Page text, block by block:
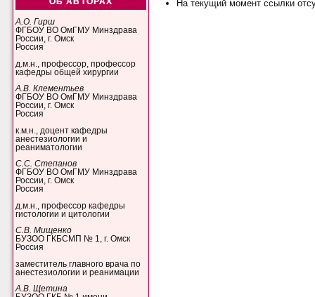
А.О. Гирш
ФГБОУ ВО ОмГМУ Минздрава
России, г. Омск
Россия
д.м.н., профессор, профессор
кафедры общей хирургии
А.В. Клементьев
ФГБОУ ВО ОмГМУ Минздрава
России, г. Омск
Россия
к.м.н., доцент кафедры
анестезиологии и
реаниматологии
С.С. Степанов
ФГБОУ ВО ОмГМУ Минздрава
России, г. Омск
Россия
д.м.н., профессор кафедры
гистологии и цитологии
С.В. Мищенко
БУЗОО ГКБСМП № 1, г. Омск
Россия
заместитель главного врача по
анестезиологии и реанимации
А.В. Щетина
На текущий момент ссылки